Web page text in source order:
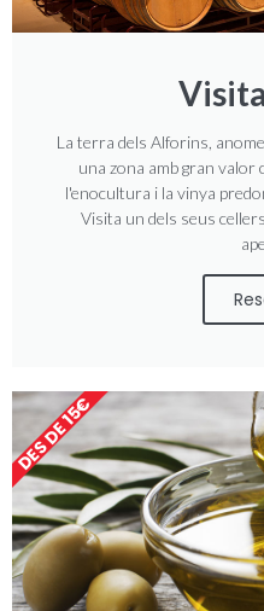
La terra dels Alforins,
una zona amb gran
l'enocultura i la vinya
Visita un dels seus
DES DE 15€